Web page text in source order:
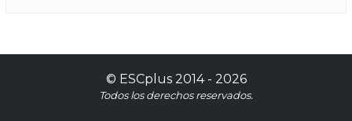
© ESCplus2014 - 2026
Todos los derechos reservados.